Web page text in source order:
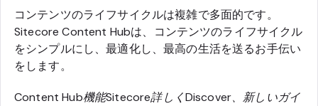
コンテンツのライフサイクルは複雑で多面的です。
Sitecore Content Hubは、コンテンツのライフサイクル
をシンプルにし、最適化し、最高の生活を送るお手伝い
をします。
Content Hub機能Sitecore詳しくDiscover、新しいガイ